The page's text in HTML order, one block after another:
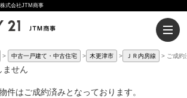
式会社JTM商事
中古一戸建て・中古住宅 木更津市 ＪＲ内房線 ご成約
ません
件はご成約済みとなっております。